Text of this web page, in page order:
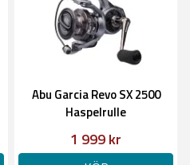
Abu Garcia Revo SX 2500
Haspelrulle
1 999 kr